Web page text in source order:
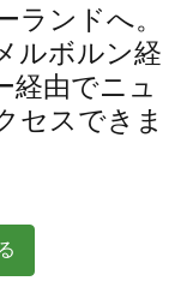
ランドへ。
ルボルン経
経由でニュ
セスできま